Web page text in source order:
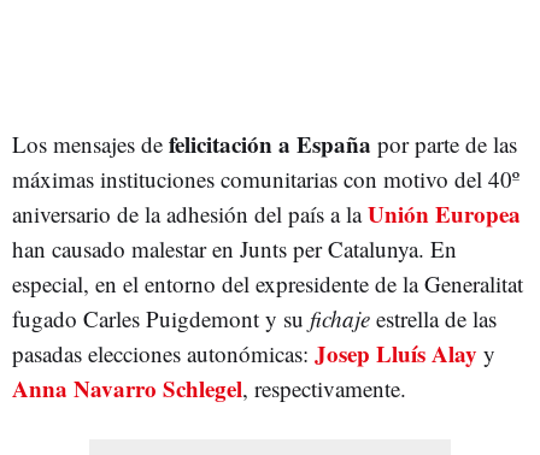
Los mensajes de felicitación a España por parte de las
máximas instituciones comunitarias con motivo del 40º
aniversario de la adhesión del país a laUnión Europea
han causado malestar en Junts per Catalunya. En
especial, en el entorno del expresidente de la Generalitat
fugado Carles Puigdemont y su fichaje estrella de las
pasadas elecciones autonómicas: Josep Lluís Alay y
Anna Navarro Schlegel, respectivamente.